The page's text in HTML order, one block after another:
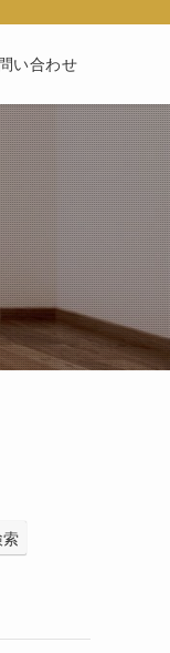
い合わせ
索